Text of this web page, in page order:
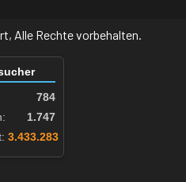
Alle Rechte vorbehalten.
784
1.747
3.433.283